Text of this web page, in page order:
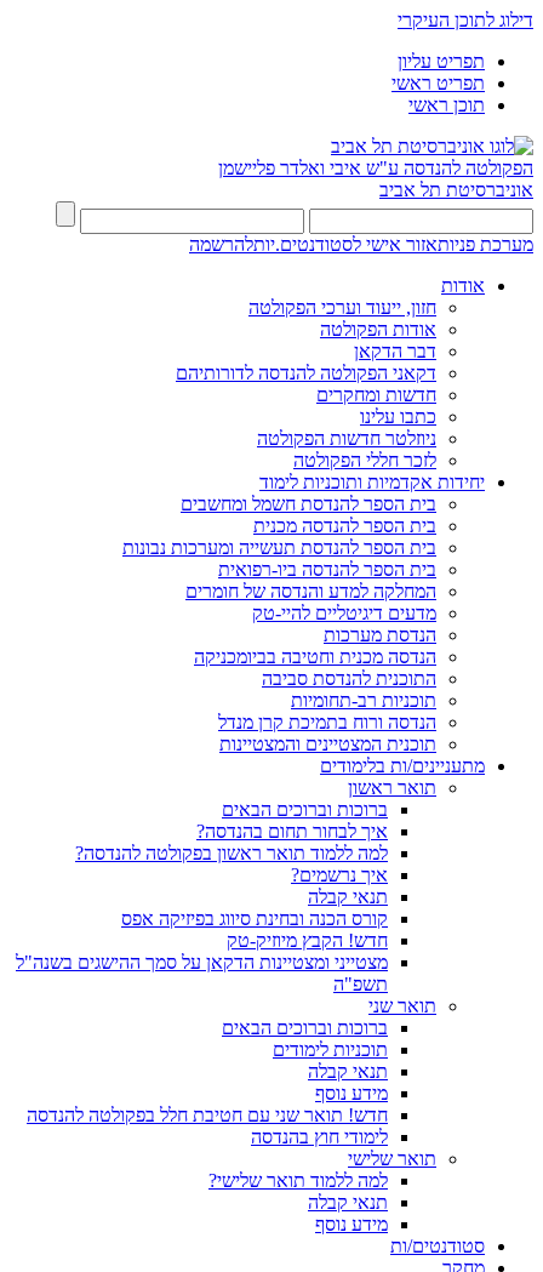
דילוג לתוכן העיקרי
תפריט עליון
תפריט ראשי
תוכן ראשי
הפקולטה להנדסה ע"ש איבי ואלדר פליישמן
אוניברסיטת תל אביב
מערכת פניותאזור אישי לסטודנטים.יותלהרשמה
אודות
חזון, ייעוד וערכי הפקולטה
אודות הפקולטה
דבר הדקאן
דקאני הפקולטה להנדסה לדורותיהם
חדשות ומחקרים
כתבו עלינו
ניוזלטר חדשות הפקולטה
לזכר חללי הפקולטה
יחידות אקדמיות ותוכניות לימוד
בית הספר להנדסת חשמל ומחשבים
בית הספר להנדסה מכנית
בית הספר להנדסת תעשייה ומערכות נבונות
בית הספר להנדסה ביו-רפואית
המחלקה למדע והנדסה של חומרים
מדעים דיגיטליים להיי-טק
הנדסת מערכות
הנדסה מכנית וחטיבה בביומכניקה
התוכנית להנדסת סביבה
תוכניות רב-תחומיות
הנדסה ורוח בתמיכת קרן מנדל
תוכנית המצטיינים והמצטיינות
מתעניינים/ות בלימודים
תואר ראשון
ברוכות וברוכים הבאים
איך לבחור תחום בהנדסה?
למה ללמוד תואר ראשון בפקולטה להנדסה?
איך נרשמים?
תנאי קבלה
קורס הכנה ובחינת סיווג בפיזיקה אפס
חדש! הקבץ מיוזיק-טק
מצטייני ומצטיינות הדקאן על סמך ההישגים בשנה"ל
תשפ"ה
תואר שני
ברוכות וברוכים הבאים
תוכניות לימודים
תנאי קבלה
מידע נוסף
חדש! תואר שני עם חטיבת חלל בפקולטה להנדסה
לימודי חוץ בהנדסה
תואר שלישי
למה ללמוד תואר שלישי?
תנאי קבלה
מידע נוסף
סטודנטים/ות
מחקר